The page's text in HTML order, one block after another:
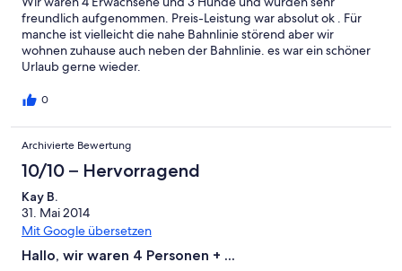
freundlich aufgenommen. Preis-Leistung war absolut ok . Für
manche ist vielleicht die nahe Bahnlinie störend aber wir
wohnen zuhause auch neben der Bahnlinie. es war ein schöner
Urlaub gerne wieder.
0
Archivierte Bewertung
10/10 – Hervorragend
Kay B.
31. Mai 2014
Mit Google übersetzen
Hallo, wir waren 4 Personen + ...